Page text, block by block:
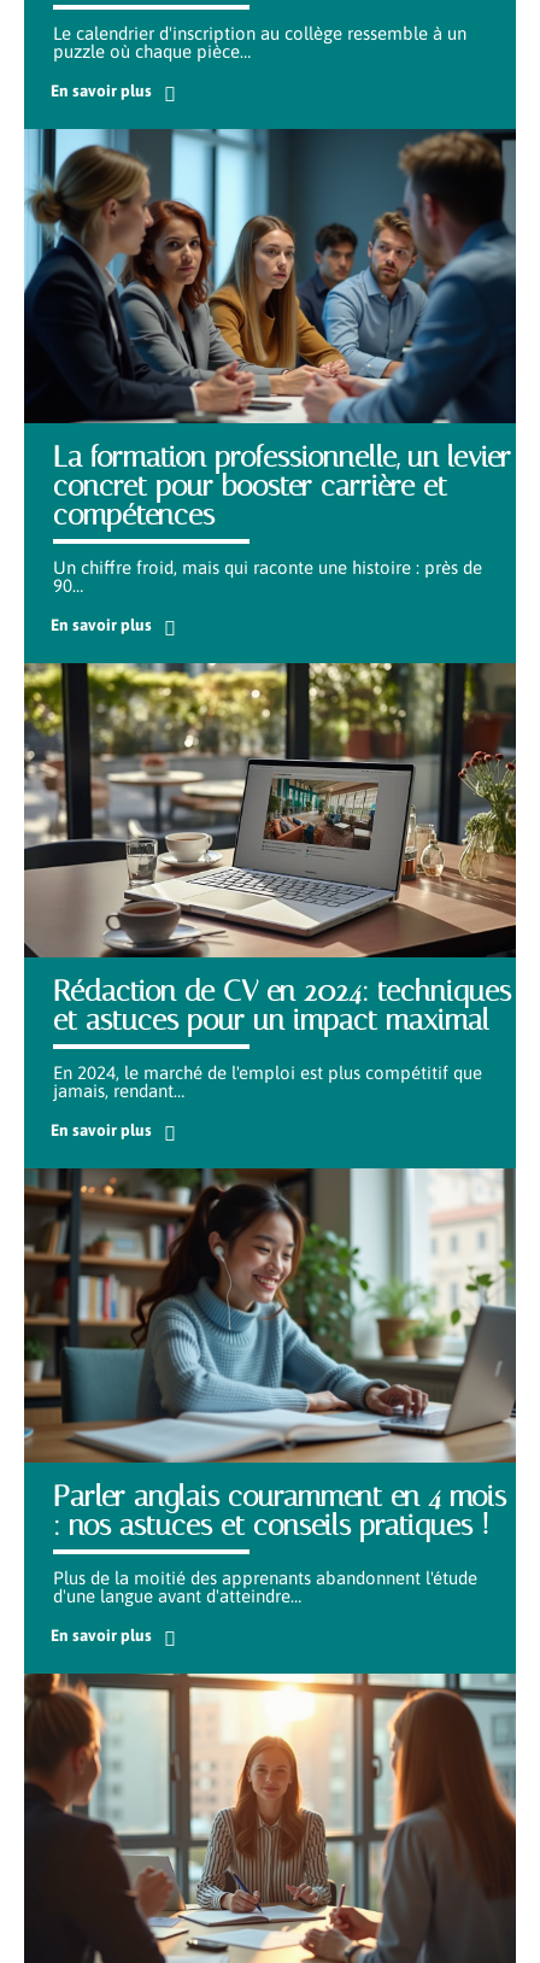
Le calendrier d'inscription au collège ressemble à un
puzzle où chaque pièce…
En savoir plus
La formation professionnelle, un levier
concret pour booster carrière et
compétences
Un chiffre froid, mais qui raconte une histoire : près de
90…
En savoir plus
Rédaction de CV en 2024: techniques
et astuces pour un impact maximal
En 2024, le marché de l'emploi est plus compétitif que
jamais, rendant…
En savoir plus
Parler anglais couramment en 4 mois
: nos astuces et conseils pratiques !
Plus de la moitié des apprenants abandonnent l'étude
d'une langue avant d'atteindre…
En savoir plus